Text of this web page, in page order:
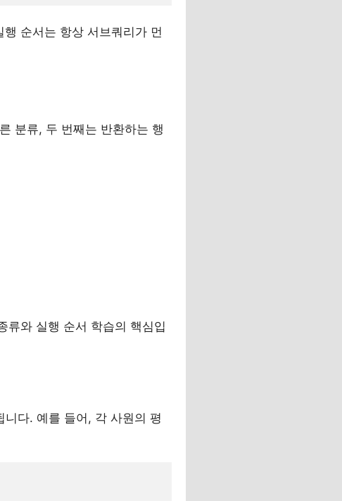
순서는 항상 서브쿼리가 먼
분류, 두 번째는 반환하는 행
류와 실행 순서 학습의 핵심입
다. 예를 들어, 각 사원의 평